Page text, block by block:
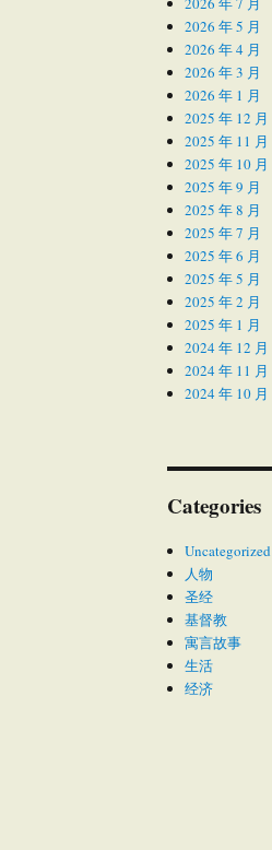
2026 年 5 月
2026 年 4 月
2026 年 3 月
2026 年 1 月
2025 年 12 月
2025 年 11 月
2025 年 10 月
2025 年 9 月
2025 年 8 月
2025 年 7 月
2025 年 6 月
2025 年 5 月
2025 年 2 月
2025 年 1 月
2024 年 12 月
2024 年 11 月
2024 年 10 月
Categories
Uncategorized
人物
圣经
基督教
寓言故事
生活
经济